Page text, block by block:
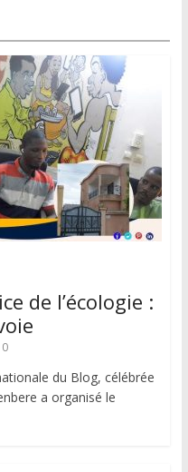
de l’écologie :
0
du Blog, célébrée
a organisé le